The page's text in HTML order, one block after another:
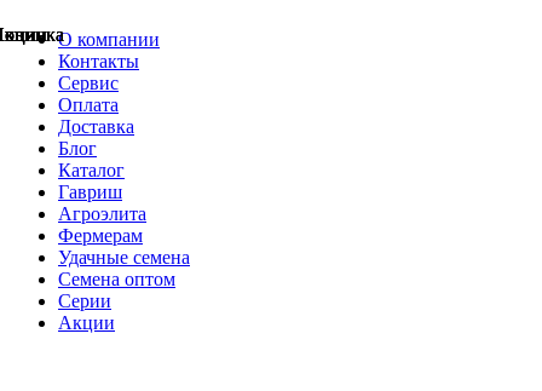
О компании
Контакты
Сервис
Оплата
Доставка
Блог
Каталог
Гавриш
Агроэлита
Фермерам
Удачные семена
Семена оптом
Серии
Акции